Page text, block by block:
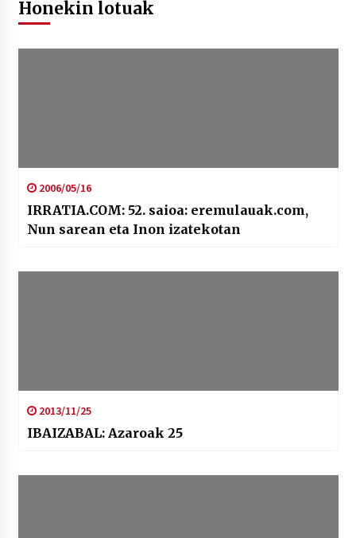
Honekin lotuak
2006/05/16
IRRATIA.COM: 52. saioa: eremulauak.com,
Nun sarean eta Inon izatekotan
2013/11/25
IBAIZABAL: Azaroak 25